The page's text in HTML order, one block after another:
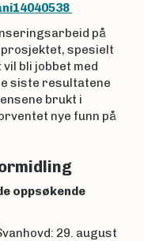
på
spesielt
bli jobbet med
siste resultatene
brukt i
nye funn på
oppsøkende
29. august